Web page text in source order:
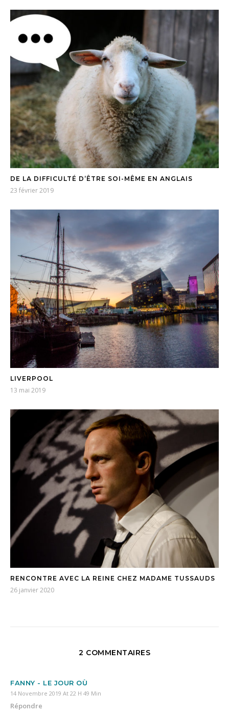
DE LA DIFFICULTÉ D’ÊTRE SOI-MÊME EN ANGLAIS
23 février 2019
LIVERPOOL
13 mai 2019
RENCONTRE AVEC LA REINE CHEZ MADAME TUSSAUDS
26 janvier 2020
2 COMMENTAIRES
FANNY - LE JOUR OÙ
14 Novembre 2019 At 22 H 49 Min
Répondre